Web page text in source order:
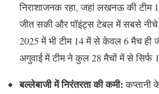
निराशाजनक रहा, जहां लखनऊ की
जीत सकी और पॉइंट्स टेबल में सबसे
2025 में भी टीम 14 में से केवल 6 मैच ही
अगुवाई में टीम ने कुल 28 मैचों में से सिर्फ
बल्लेबाजी में निरंतरता की कमी:कप्तानी